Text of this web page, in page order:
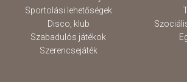
Sportolási lehetőségek
Disco, klub
Szabadulós játékok
Szerencsejáték